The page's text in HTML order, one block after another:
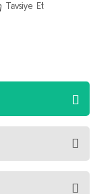
Tavsiye Et